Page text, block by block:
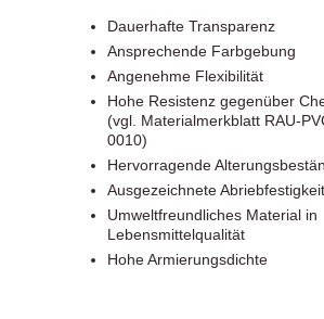
Dauerhafte Transparenz
Ansprechende Farbgebung
Angenehme Flexibilität
Hohe Resistenz gegenüber
(vgl. Materialmerkblatt RAU-
0010)
Hervorragende
Ausgezeichnete Abriebfestigkeit
Umweltfreundliches Material in
Lebensmittelqualität
Hohe Armierungsdichte